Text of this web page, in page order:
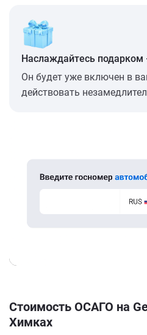
Наслаждайтесь
Он будет уже включен в
действовать
Стоимость ОСАГО на
Химках